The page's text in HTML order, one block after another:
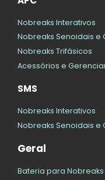
Nobreaks Interativos
Nobreaks Senoidais e
Nobreaks Trifásicos
Acessórios e
SMS
Nobreaks Interativos
Nobreaks Senoidais e
Geral
Bateria para Nobreaks